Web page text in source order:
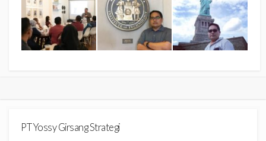
PT Yossy Girsang Strategi